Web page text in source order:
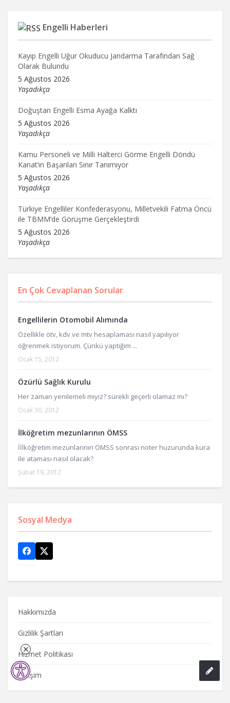
Engelli Haberleri
Kayıp Engelli Uğur Okuducu Jandarma Tarafından Sağ
Olarak Bulundu
5 Ağustos 2026
Yaşadıkça
Doğuştan Engelli Esma Ayağa Kalktı
5 Ağustos 2026
Yaşadıkça
Kamu Personeli ve Milli Halterci Görme Engelli Döndü
Kanat’ın Başarıları Sınır Tanımıyor
5 Ağustos 2026
Yaşadıkça
Türkiye Engelliler Konfederasyonu, Milletvekili Fatma Öncü
ile TBMM’de Görüşme Gerçekleştirdi
5 Ağustos 2026
Yaşadıkça
En Çok Cevaplanan Sorular
Engellilerin Otomobil Alımında
Özellikle ötv, kdv ve mtv hesaplaması nasıl yapılıyor
öğrenmek istiyorum. Çünkü yaptığım ...
Ocak 15, 2012
Özürlü Sağlık Kurulu
Her zaman yenilemeli miyiz? sürekli geçerli olamaz mı?
Ocak 30, 2012
İlköğretim mezunlarının ÖMSS
İİlköğretim mezunlarının ÖMSS sonrası noter huzurunda kura
ile ataması nasıl olacak?
Şubat 19, 2012
Sosyal Medya
Hakkımızda
Gizlilik Şartları
Hizmet Politikası
İletişim